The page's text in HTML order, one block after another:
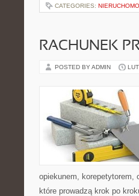
CATEGORIES:
RACHUNEK
POSTED BY ADMIN
opiekunem, korepetytorem,
które prowadzą krok po